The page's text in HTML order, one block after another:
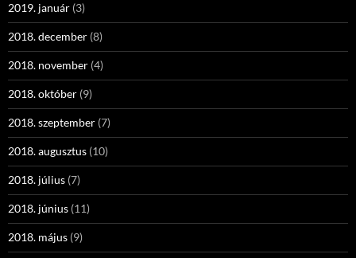
2019. január (3)
2018. december (8)
2018. november (4)
2018. október (9)
2018. szeptember (7)
2018. augusztus (10)
2018. július (7)
2018. június (11)
2018. május (9)